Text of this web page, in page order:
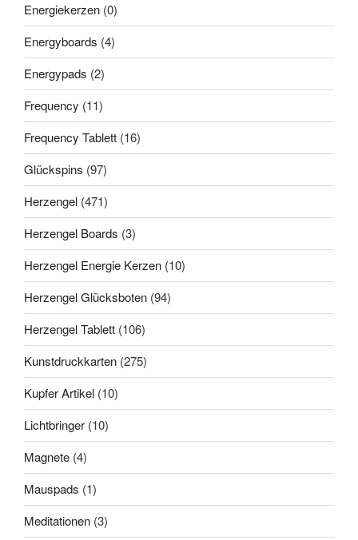
Energiekerzen (0)
Energyboards (4)
Energypads (2)
Frequency (11)
Frequency Tablett (16)
Glückspins (97)
Herzengel (471)
Herzengel Boards (3)
Herzengel Energie Kerzen (10)
Herzengel Glücksboten (94)
Herzengel Tablett (106)
Kunstdruckkarten (275)
Kupfer Artikel (10)
Lichtbringer (10)
Magnete (4)
Mauspads (1)
Meditationen (3)